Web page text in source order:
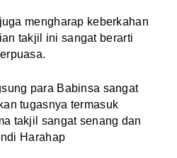
mengharap keberkahan
takjil ini sangat berarti
para Babinsa sangat
tugasnya termasuk
takjil sangat senang dan
Harahap